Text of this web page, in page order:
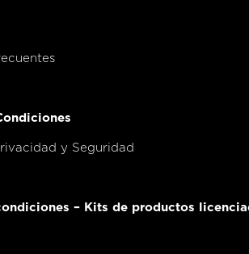
y Seguridad
– Kits de productos